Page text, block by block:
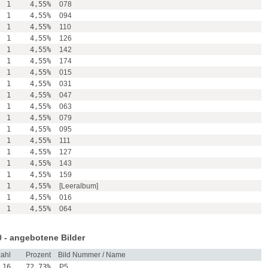
1
4,55%
078
1
4,55%
094
1
4,55%
110
1
4,55%
126
1
4,55%
142
1
4,55%
174
1
4,55%
015
1
4,55%
031
1
4,55%
047
1
4,55%
063
1
4,55%
079
1
4,55%
095
1
4,55%
111
1
4,55%
127
1
4,55%
143
1
4,55%
159
1
4,55%
[Leeralbum]
1
4,55%
016
1
4,55% 064
- angebotene Bilder
Prozent
Bild Nummer / Name